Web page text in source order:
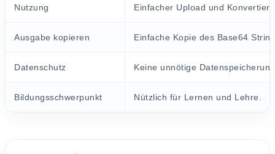
Nutzung Einfacher Upload und
Ausgabe kopieren Einfache Kopie des Base64
Datenschutz Keine unnötige
Bildungsschwerpunkt Nützlich für Lernen und Lehre.